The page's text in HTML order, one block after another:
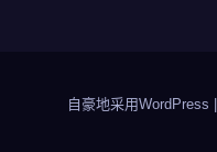
自豪地采用WordPress